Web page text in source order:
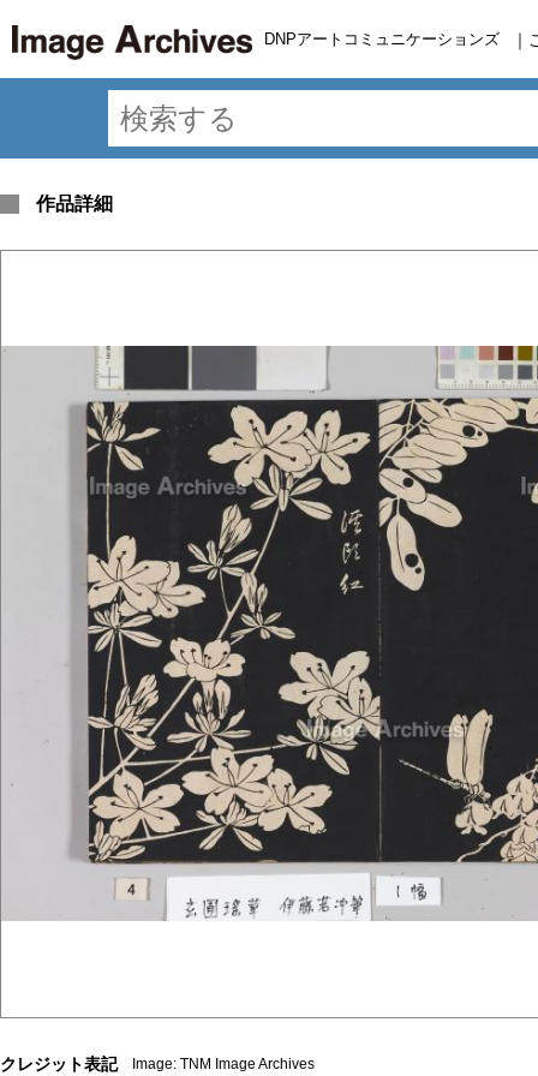
DNPアートコミュニケーションズ ｜
作品詳細
クレジット表記 Image: TNM Image Archives